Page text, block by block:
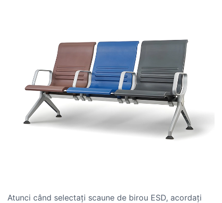
Atunci când selectați scaune de birou ESD, acordați